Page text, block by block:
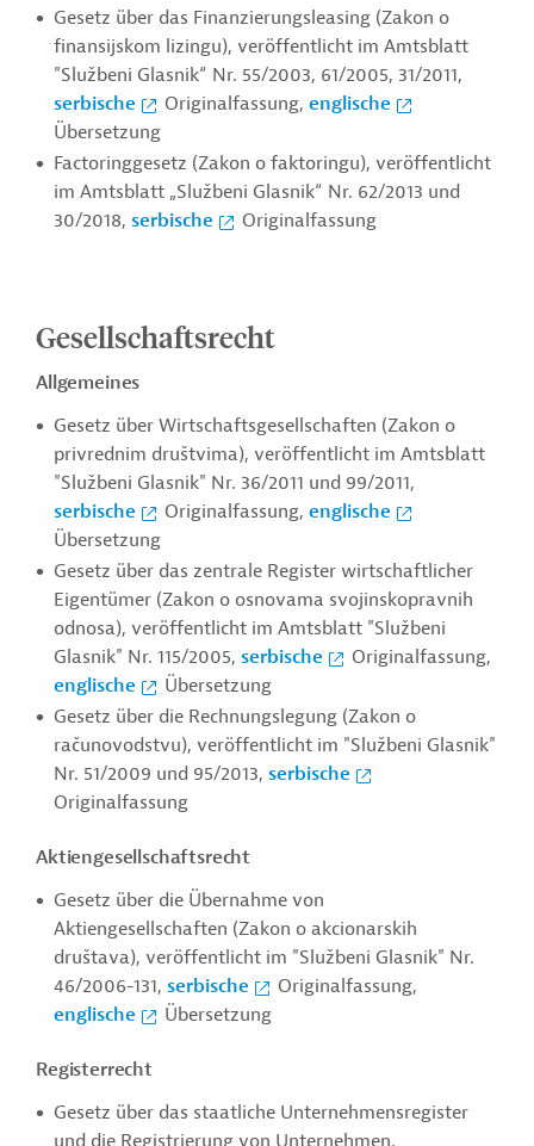
Gesetz über das Finanzierungsleasing (Zakon o
finansijskom lizingu), veröffentlicht im Amtsblatt
"Službeni Glasnik“ Nr. 55/2003, 61/2005, 31/2011,
serbische
Originalfassung, englische
Übersetzung
Factoringgesetz (Zakon o faktoringu), veröffentlicht
im Amtsblatt „Službeni Glasnik“ Nr. 62/2013 und
30/2018, serbische Originalfassung
Gesellschaftsrecht
Allgemeines
Gesetz über Wirtschaftsgesellschaften (Zakon o
privrednim društvima), veröffentlicht im Amtsblatt
"Službeni Glasnik" Nr. 36/2011 und 99/2011,
serbische
Originalfassung, englische
Übersetzung
Gesetz über das zentrale Register wirtschaftlicher
Eigentümer (Zakon o osnovama svojinskopravnih
odnosa), veröffentlicht im Amtsblatt "Službeni
Glasnik" Nr. 115/2005, serbische
Originalfassung,
englische
Übersetzung
Gesetz über die Rechnungslegung (Zakon o
računovodstvu), veröffentlicht im "Službeni Glasnik"
Nr. 51/2009 und 95/2013, serbische
Originalfassung
Aktiengesellschaftsrecht
Gesetz über die Übernahme von
Aktiengesellschaften (Zakon o akcionarskih
društava), veröffentlicht im "Službeni Glasnik" Nr.
46/2006-131, serbische
Originalfassung,
englische
Übersetzung
Registerrecht
Gesetz über das staatliche Unternehmensregister
und die Registrierung von Unternehmen,